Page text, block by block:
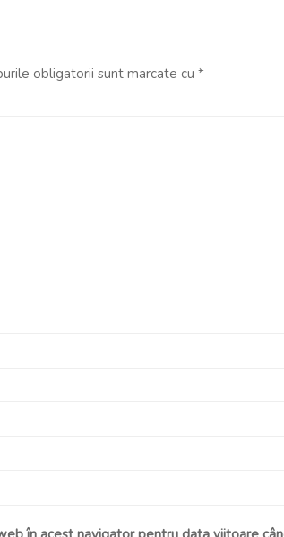
obligatorii sunt marcate cu *